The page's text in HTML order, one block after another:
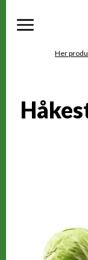
Meny
Du er
Her